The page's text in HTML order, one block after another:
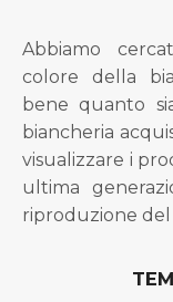
Abbiamo
colore della
bene quanto
biancheria
visualizzare i
ultima
riproduzione del